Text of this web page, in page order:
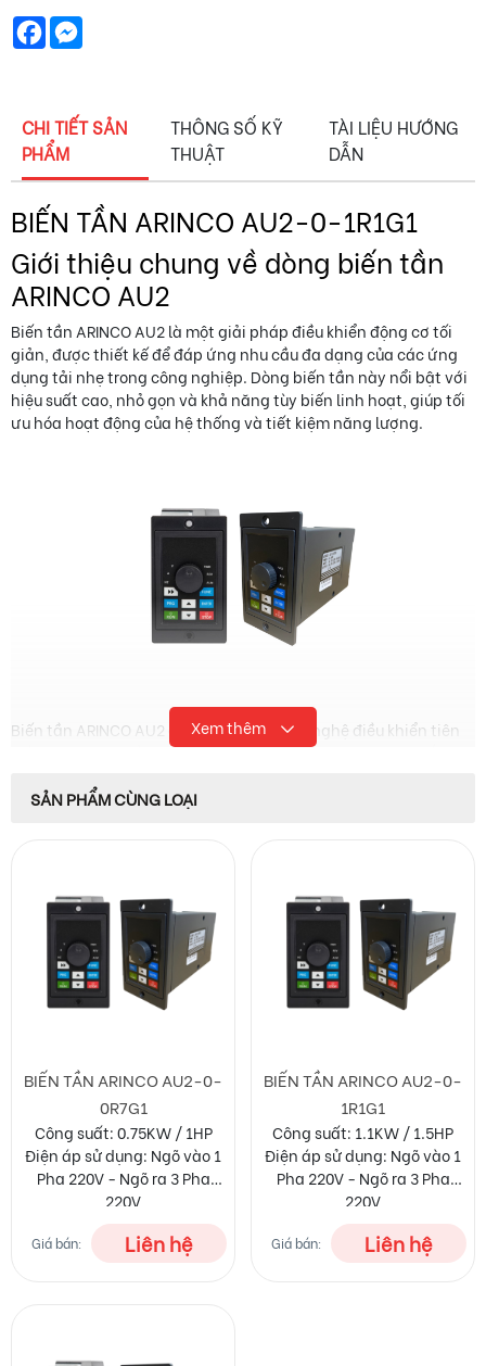
Facebook
CHI TIẾT SẢN
PHẨM
THÔNG SỐ KỸ
THUẬT
TÀI LIỆU HƯỚNG
DẪN
BIẾN TẦN ARINCO AU2-0-1R1G1
Giới thiệu chung về dòng biến tần
ARINCO AU2
Biến tần ARINCO AU2 là một giải pháp điều khiển động cơ tối
giản, được thiết kế để đáp ứng nhu cầu đa dạng của các ứng
dụng tải nhẹ trong công nghiệp. Dòng biến tần này nổi bật với
hiệu suất cao, nhỏ gọn và khả năng tùy biến linh hoạt, giúp tối
ưu hóa hoạt động của hệ thống và tiết kiệm năng lượng.
Biến tần ARINCO AU2 được trang bị công nghệ điều khiển tiên
tiến, cho phép điều khiển chính xác tốc độ và mô-men xoắn
năng bảo vệ, giúp đảm bảo an toàn cho động cơ và hệ thống
ARINCO AU2
Nhỏ gọn, đơn giản và dễ dàng lắp đặt.
Hiệu suất cao:ARINCO AU2 giúp giảm thiểu tổn thất năng
lượng và nâng cao hiệu quả hoạt động của hệ thống.
Độ tin cậy: Được thiết kế với các linh kiện chất lượng và
Xem thêm
SẢN PHẨM CÙNG LOẠI
BIẾN TẦN ARINCO AU2-0-
0R7G1
Công suất:0.75KW / 1HP
Điện áp sử dụng: Ngõ vào 1
Pha 220V - Ngõ ra 3 Pha
220V
MODBUS RS485
Giá bán: Liên hệ
BIẾN TẦN ARINCO AU2-0-
1R1G1
Công suất: 1.1KW / 1.5HP
Điện áp sử dụng: Ngõ vào 1
Pha 220V - Ngõ ra 3 Pha
220V
MODBUS RS485
Giá bán: Liên hệ